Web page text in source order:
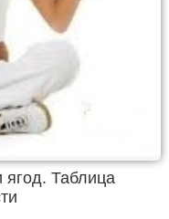
ягод. Таблица